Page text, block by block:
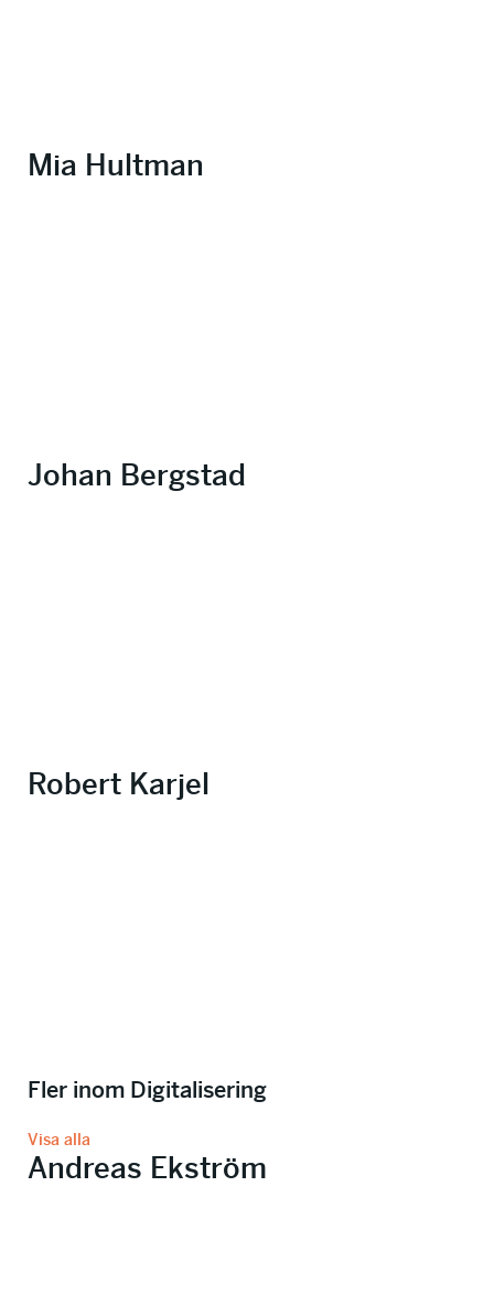
Mia Hultman
Johan Bergstad
Robert Karjel
Fler inom Digitalisering
Visa alla
Andreas Ekström